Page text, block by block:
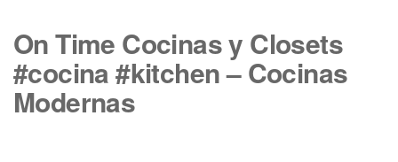
On Time Cocinas y Closets
#cocina #kitchen – Cocinas
Modernas